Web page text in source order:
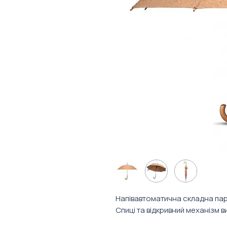
Напівавтоматична складна
Спиці та відкривний механізм